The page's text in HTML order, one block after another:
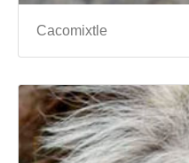
Cacomixtle